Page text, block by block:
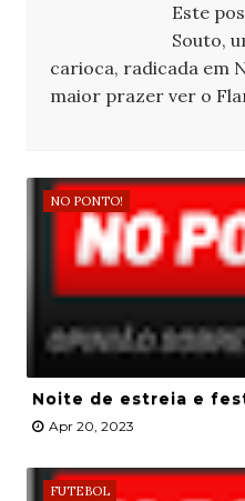
Este
Souto,
carioca, radicada em
maior prazer ver o
NO PONTO!
Noite de estreia e
Apr 20, 2023
FUTEBOL